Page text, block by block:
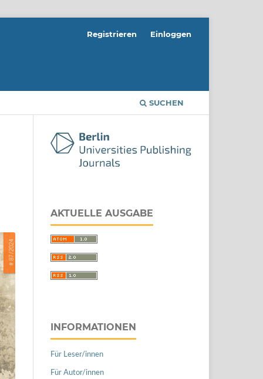
SUCHEN
Registrieren Einloggen
AKTUELLE AUSGABE
INFORMATIONEN
Für Leser/innen
Für Autor/innen